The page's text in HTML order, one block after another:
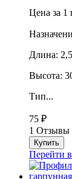
Цена за 1
Длина:
Высота:
Тип...
75 ₽
1 Отзывы
Перейти